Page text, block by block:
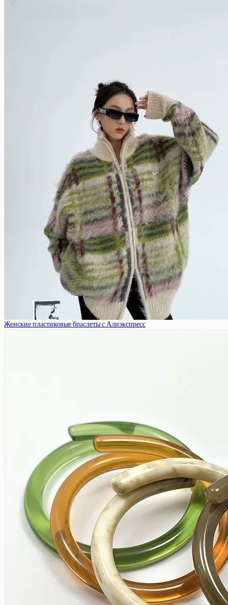
Женские пластиковые браслеты с Алиэкспресс